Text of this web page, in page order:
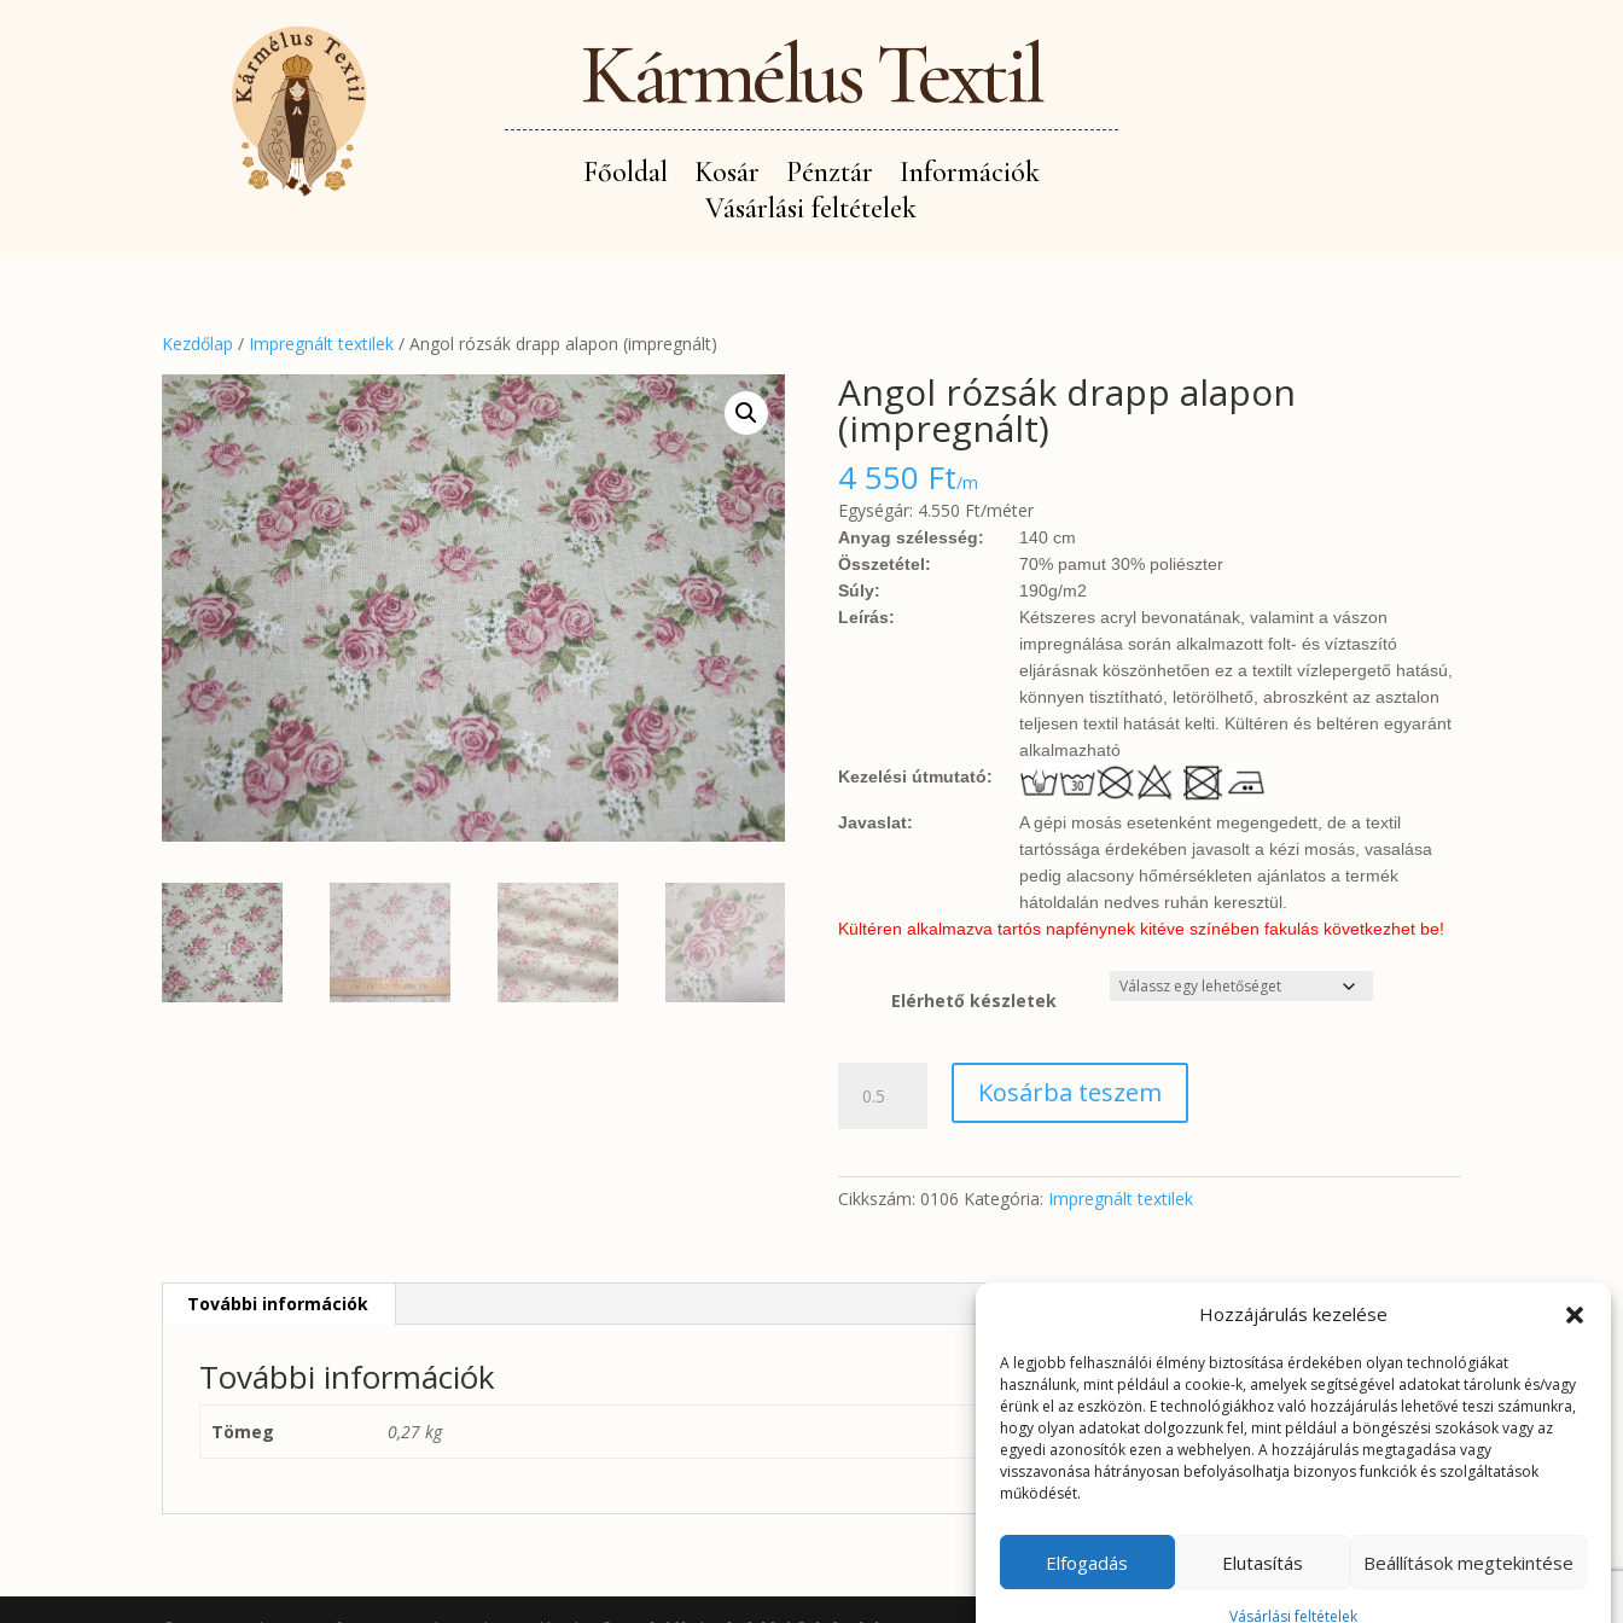
Hozzájárulás kezelése
A legjobb felhasználói élmény biztosítása érdekében olyan technológiákat
használunk, mint például a cookie-k, amelyek segítségével adatokat tárolunk és/vagy
érünk el az eszközön. E technológiákhoz való hozzájárulás lehetővé teszi számunkra,
hogy olyan adatokat dolgozzunk fel, mint például a böngészési szokások vagy az
egyedi azonosítók ezen a webhelyen. A hozzájárulás megtagadása vagy
visszavonása hátrányosan befolyásolhatja bizonyos funkciók és szolgáltatások
működését.
Elfogadás Elutasítás Beállítások megtekintése
Vásárlási feltételek
Kármélus Textil
Főoldal Kosár Pénztár
Információk
Vásárlási feltételek
Kezdőlap / Impregnált textilek / Angol rózsák drapp alapon (impregnált)
Angol rózsák drapp alapon
(impregnált)
4 550 Ft/m
Egységár: 4.550 Ft/méter
Anyag szélesség:
140 cm
Összetétel:
70% pamut 30% poliészter
Súly:
190g/m2
Leírás:
Kétszeres acryl bevonatának, valamint a vászon
impregnálása során alkalmazott folt- és víztaszító
eljárásnak köszönhetően ez a textilt vízlepergető hatású,
könnyen tisztítható, letörölhető, abroszként az asztalon
teljesen textil hatását kelti. Kültéren és beltéren egyaránt
alkalmazható
Kezelési útmutató:
Javaslat:
A gépi mosás esetenként megengedett, de a textil
tartóssága érdekében javasolt a kézi mosás, vasalása
pedig alacsony hőmérsékleten ajánlatos a termék
hátoldalán nedves ruhán keresztül.
Kültéren alkalmazva tartós napfénynek kitéve színében fakulás következhet be!
Elérhető készletek
rózsák
Kosárba teszem
Cikkszám: 0106 Kategória: Impregnált textilek
További információk
További információk
Tömeg 0,27 kg